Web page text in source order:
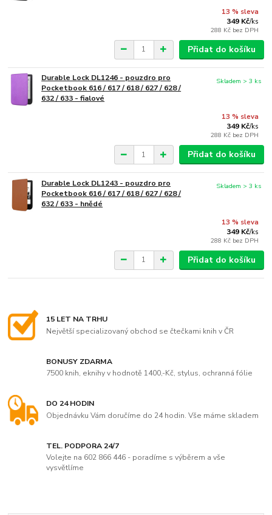
13 % sleva
349 Kč/ks
288 Kč bez DPH
Přidat do košíku
Durable Lock DL1246 - pouzdro pro
Pocketbook 616 / 617 / 618 / 627 / 628 /
632 / 633 - fialové
13 % sleva
349 Kč/ks
288 Kč bez DPH
Skladem > 3 ks
Přidat do košíku
Durable Lock DL1243 - pouzdro pro
Pocketbook 616 / 617 / 618 / 627 / 628 /
632 / 633 - hnědé
13 % sleva
349 Kč/ks
288 Kč bez DPH
Skladem > 3 ks
Přidat do košíku
15 LET NA TRHU
Největší specializovaný obchod se čtečkami knih v ČR
BONUSY ZDARMA
7500 knih, eknihy v hodnotě 1400,-Kč, stylus, ochranná fólie
DO 24 HODIN
Objednávku Vám doručíme do 24 hodin. Vše máme skladem
TEL. PODPORA 24/7
Volejte na 602 866 446 - poradíme s výběrem a vše
vysvětlíme